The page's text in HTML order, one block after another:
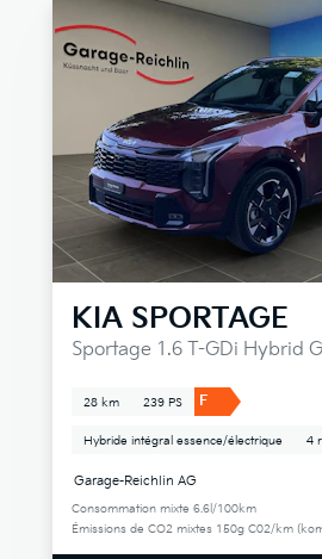
KIA SPORTAGE
Sportage 1.6 T-GDi Hybrid
28 km 239 PS F
Hybride intégral essence/électrique 4
Garage-Reichlin AG
Consommation mixte 6.6l/100km
Émissions de CO2 mixtes 150g C02/km